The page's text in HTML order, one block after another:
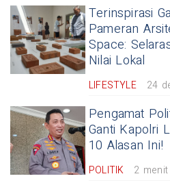
Terinspirasi
Pameran
Space:
Nilai Lokal
LIFESTYLE 24
Pengamat
Ganti Kapolri
10 Alasan Ini!
POLITIK 2 menit